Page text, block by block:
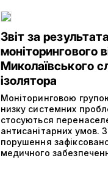
Звіт за
моніторингового
Миколаївського
ізолятора
Моніторинговою
низку системних
стосуються
антисанітарних умов.
порушення
медичного